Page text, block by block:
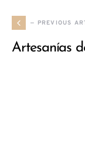
— PREVIOUS
Artesanías